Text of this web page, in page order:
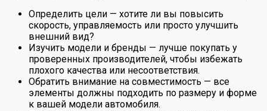
Определить цели — хотите ли вы повысить
скорость, управляемость или просто улучшить
внешний вид?
Изучить модели и бренды — лучше покупать у
проверенных производителей, чтобы избежать
плохого качества или несоответствия.
Обратить внимание на совместимость — все
элементы должны подходить по размеру и форме
к вашей модели автомобиля.